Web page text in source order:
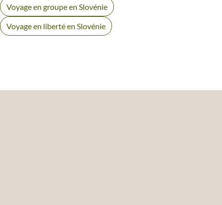
Voyage en groupe en Slovénie
Voyage en liberté en Slovénie